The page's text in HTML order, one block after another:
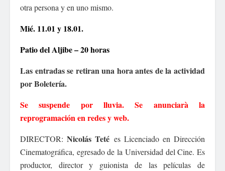
otra persona y en uno mismo.
Mié. 11.01 y 18.01.
Patio del Aljibe – 20 horas
Las entradas se retiran una hora antes de la actividad
por Boletería.
Se suspende por lluvia. Se anunciarà la
reprogramación en redes y web.
DIRECTOR:Nicolás Teté es Licenciado en Dirección
Cinematográfica, egresado de la Universidad del Cine. Es
productor, director y guionista de las películas de